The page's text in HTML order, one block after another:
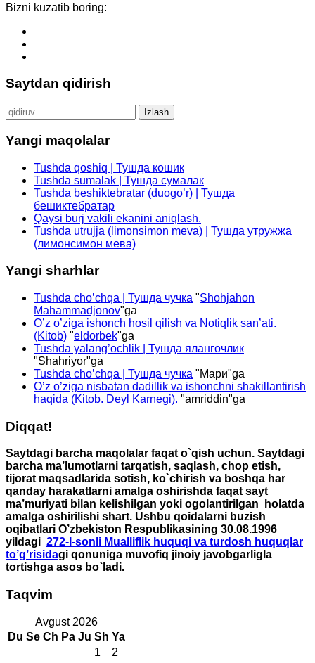
Bizni kuzatib boring:
Saytdan qidirish
Qidirshish:
Yangi maqolalar
Tushda qoshiq | Тушда кошик
Tushda sumalak | Тушда сумалак
Tushda beshiktebratar (duogo’r) | Тушда
бешиктебратар
Qaysi burj vakili ekanini aniqlash.
Tushda utrujja (limonsimon meva) | Тушда утружжа
(лимонсимон мева)
Yangi sharhlar
Tushda cho’chqa | Тушда чучка "Shohjahon
Mahammadjonov"ga
O’z o’ziga ishonch hosil qilish va Notiqlik san’ati.
(Kitob) "eldorbek"ga
Tushda yalang’ochlik | Тушда ялангочлик
"Shahriyor"ga
Tushda cho’chqa | Тушда чучка "Мари"ga
O’z o’ziga nisbatan dadillik va ishonchni shakillantirish
haqida (Kitob. Deyl Karnegi). "amriddin"ga
Diqqat!
Saytdagi barcha maqolalar faqat o`qish uchun. Saytdagi
barcha ma’lumotlarni tarqatish, saqlash, chop etish,
tijorat maqsadlarida sotish, ko`chirish va boshqa har
qanday harakatlarni amalga oshirishda faqat sayt
ma’muriyati bilan kelishilgan yoki ogolantirilgan holatda
amalga oshirilishi shart. Ushbu qoidalarni buzish
oqibatlari O’zbekiston Respublikasining 30.08.1996
yildagi 272-I-sonli Mualliflik huquqi va turdosh huquqlar
to’g’risidagi qonuniga muvofiq jinoiy javobgarligla
tortishga asos bo`ladi.
Taqvim
Avgust 2026
Du Se Ch Pa Ju Sh Ya
1
2